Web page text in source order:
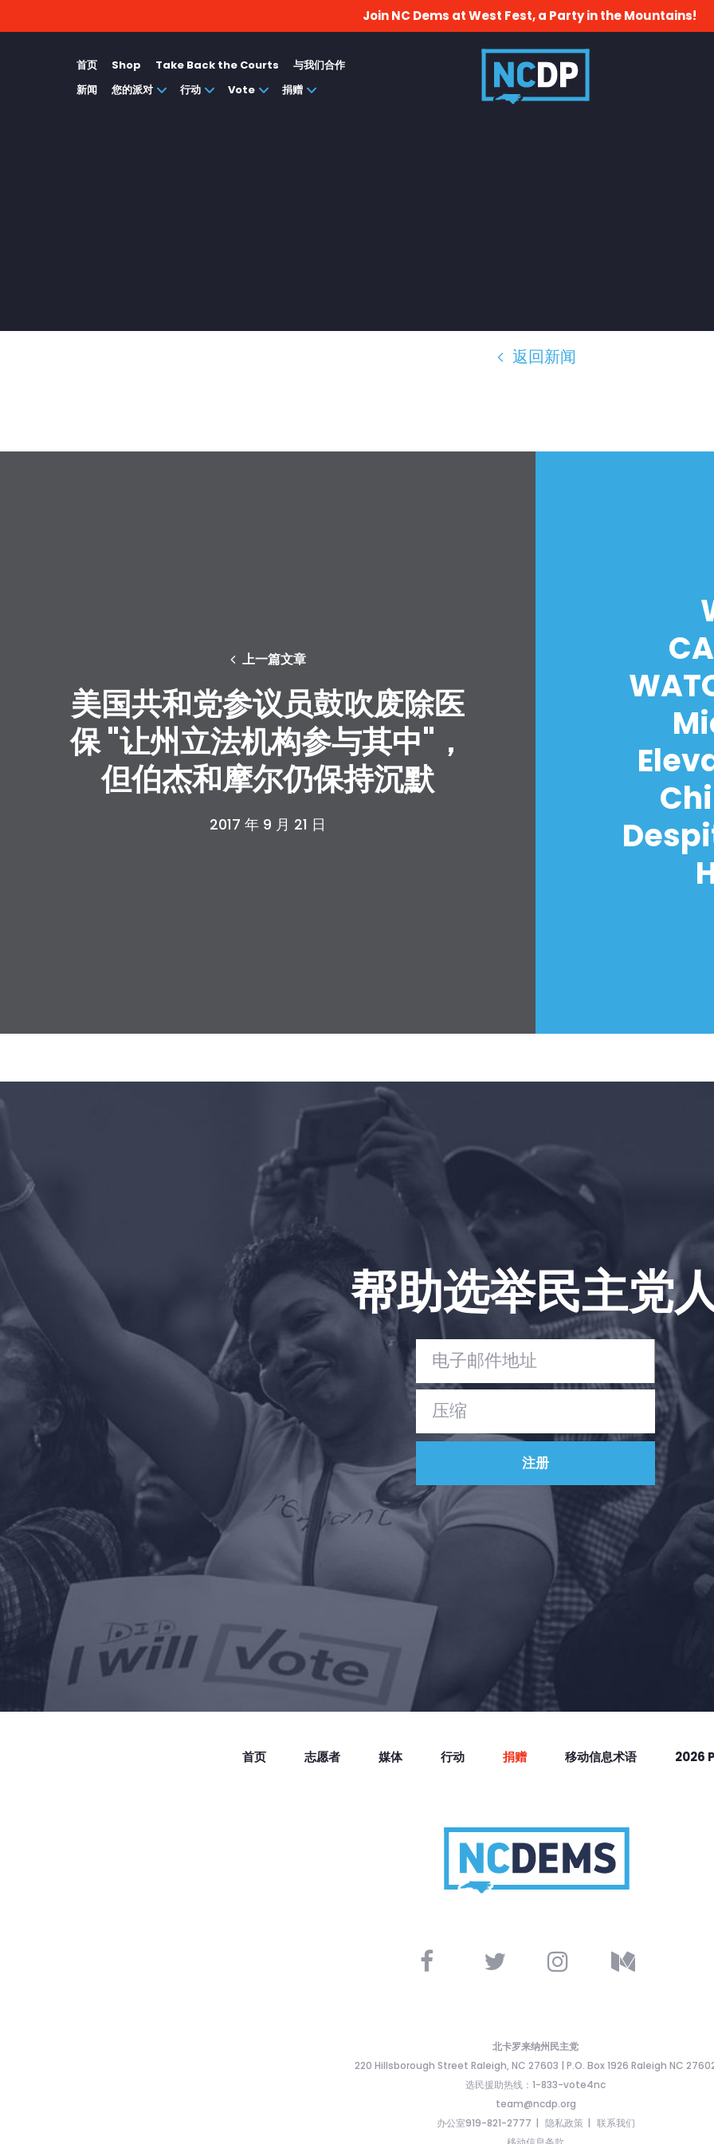
Take Back the Courts
与我们合作
新闻
捐赠
Join NC Dems at West Fest, a Party in the Mountains!
首页 Shop Take Back the Courts
与我们合作
新闻
您的派对 行动 Vote 捐赠
返回新闻
上一篇文章
美国共和党参议员鼓吹废除医
保 "让州立法机构参与其中"，
但伯杰和摩尔仍保持沉默
2017 年 9 月 21 日
帮助选举民主党
首页 志愿者 媒体 行动 捐赠 移动信息术语 2026
北卡罗来纳州民主党
220 Hillsborough Street Raleigh, NC 27603 | P.O. Box 1926 Raleigh NC
选民援助热线：1-833-vote4nc
team@ncdp.org
办公室919-821-2777
隐私政策
联系我们